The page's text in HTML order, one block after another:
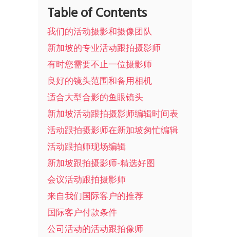
Table of Contents
我们的活动摄影和摄像团队
新加坡的专业活动跟拍摄影师
有时您需要不止一位摄影师
良好的镜头范围和备用相机
适合大型合影的鱼眼镜头
新加坡活动跟拍摄影师编辑时间表
活动跟拍摄影师在新加坡匆忙编辑
活动跟拍师现场编辑
新加坡跟拍摄影师-精选好图
会议活动跟拍摄影师
来自我们国际客户的推荐
国际客户付款条件
公司活动的活动跟拍像师